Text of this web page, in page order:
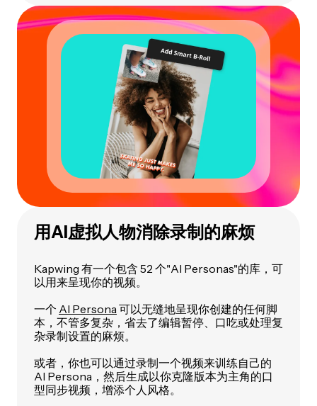
用AI虚拟人物消除录制的麻烦
Kapwing 有一个包含 52 个"AI Personas"的库，可
以用来呈现你的视频。
一个 AI Persona可以无缝地呈现你创建的任何脚
本，不管多复杂，省去了编辑暂停、口吃或处理复
杂录制设置的麻烦。
或者，你也可以通过录制一个视频来训练自己的
AI Persona，然后生成以你克隆版本为主角的口
型同步视频，增添个人风格。